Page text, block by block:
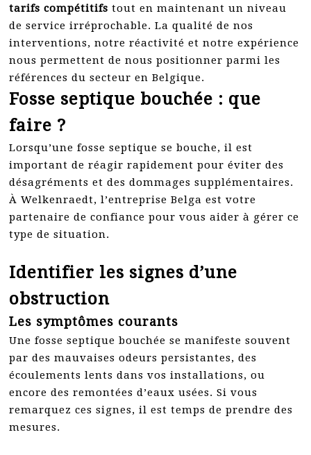
tarifs compétitifs tout en maintenant un niveau
de service irréprochable. La qualité de nos
interventions, notre réactivité et notre expérience
nous permettent de nous positionner parmi les
références du secteur en Belgique.
Fosse septique bouchée : que
faire ?
Lorsqu’une fosse septique se bouche, il est
important de réagir rapidement pour éviter des
désagréments et des dommages supplémentaires.
À Welkenraedt, l’entreprise Belga est votre
partenaire de confiance pour vous aider à gérer ce
type de situation.
Identifier les signes d’une
obstruction
Les symptômes courants
Une fosse septique bouchée se manifeste souvent
par des mauvaises odeurs persistantes, des
écoulements lents dans vos installations, ou
encore des remontées d’eaux usées. Si vous
remarquez ces signes, il est temps de prendre des
mesures.